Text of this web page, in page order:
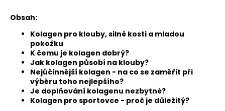
Obsah:
Kolagen pro klouby, silné kosti a mladou
pokožku
K čemu je kolagen dobrý?
Jak kolagen působí na klouby?
Nejúčinnější kolagen - na co se zaměřit při
výběru toho nejlepšího?
Je doplňování kolagenu nezbytné?
Kolagen pro sportovce - proč je důležitý?
e